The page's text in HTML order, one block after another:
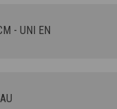
- UNI EN